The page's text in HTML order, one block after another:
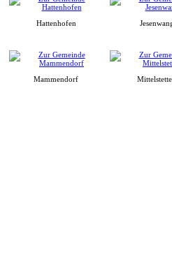
Hattenhofen
Mammendorf